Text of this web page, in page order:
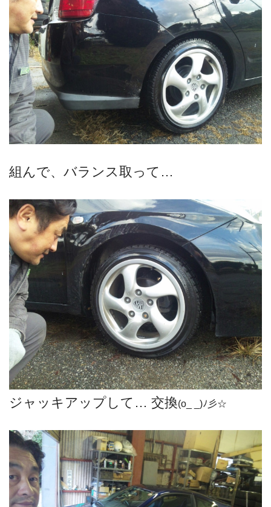
組んで、バランス取って…
ジャッキアップして… 交換(o_ _)ﾉ彡☆